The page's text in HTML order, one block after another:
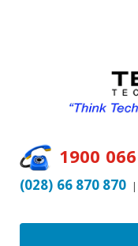
1900
(028) 66 870 870 |